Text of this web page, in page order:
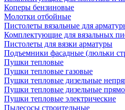
Коперы бензиновые
Молотки отбойные
Пистолеты вязальные для
Комплектующие для вязальных
Пистолеты для вязки арматуры
Подъемники фасадные (люльки
Пушки тепловые
Пушки тепловые газовые
Пушки тепловые дизельные
Пушки тепловые дизельные
Пушки тепловые электрические
Пылесосы строительные